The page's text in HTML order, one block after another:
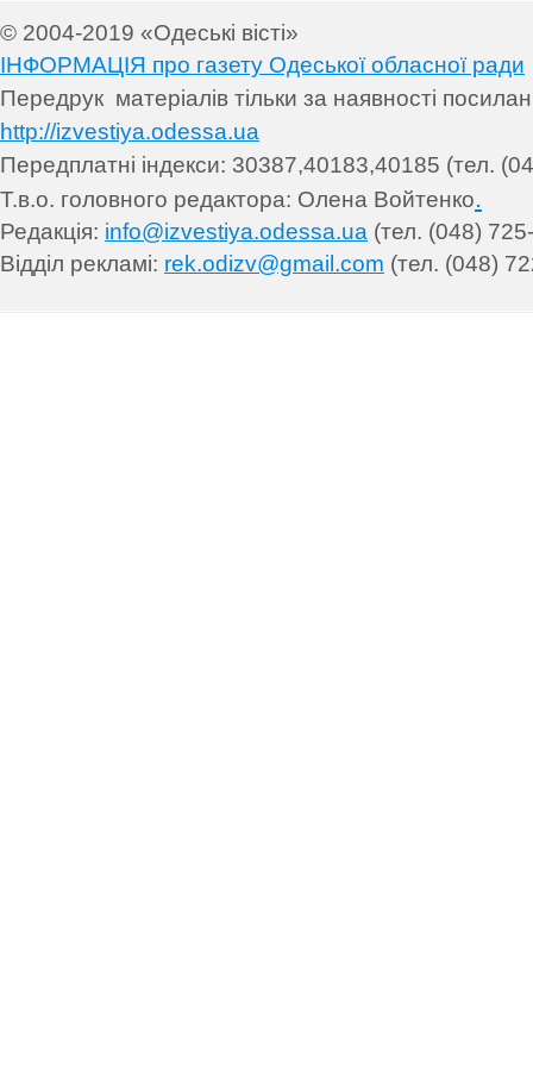
© 2004-2019 «Одеські вісті»
ІНФОРМАЦІЯ про газету Одеської обласної ради
Передрук матеріалів тільки за наявності
http://izvestiya.odessa.ua
Передплатні індекси: 30387,40183,40185 (тел.
Т.в.о. головного редактора: Олена Войтенко.
Редакція: info@izvestiya.odessa.ua (тел. (048)
Відділ рекламі: rek.odizv@gmail.com (тел. (048)